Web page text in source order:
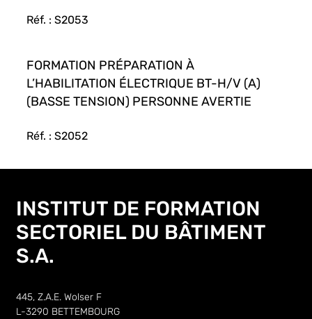
Réf. : S2053
FORMATION PRÉPARATION À
L’HABILITATION ÉLECTRIQUE BT-H/V (A)
(BASSE TENSION) PERSONNE AVERTIE
Réf. : S2052
INSTITUT DE FORMATION
SECTORIEL DU BÂTIMENT
S.A.
445, Z.A.E. Wolser F
L-3290 BETTEMBOURG